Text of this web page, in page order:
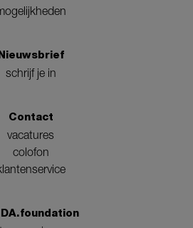
schrijf je in
Contact
vacatures
colofon